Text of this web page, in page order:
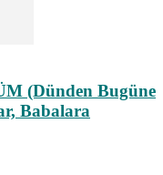
(Dünden Bugüne
Babalara